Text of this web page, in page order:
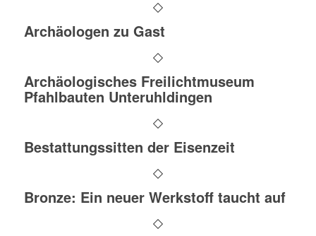
Archäologen zu Gast
Archäologisches Freilichtmuseum
Pfahlbauten Unteruhldingen
Bestattungssitten der Eisenzeit
Bronze: Ein neuer Werkstoff taucht auf